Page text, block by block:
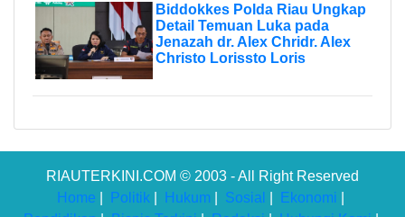
Biddokkes Polda Riau Ungkap
Detail Temuan Luka pada
Jenazah dr. Alex Chridr. Alex
Christo Lorissto Loris
RIAUTERKINI.COM © 2003 - All Right Reserved
Home
Politik Hukum Sosial Ekonomi